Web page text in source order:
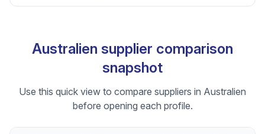
Australien supplier comparison
snapshot
Use this quick view to compare suppliers in Australien
before opening each profile.